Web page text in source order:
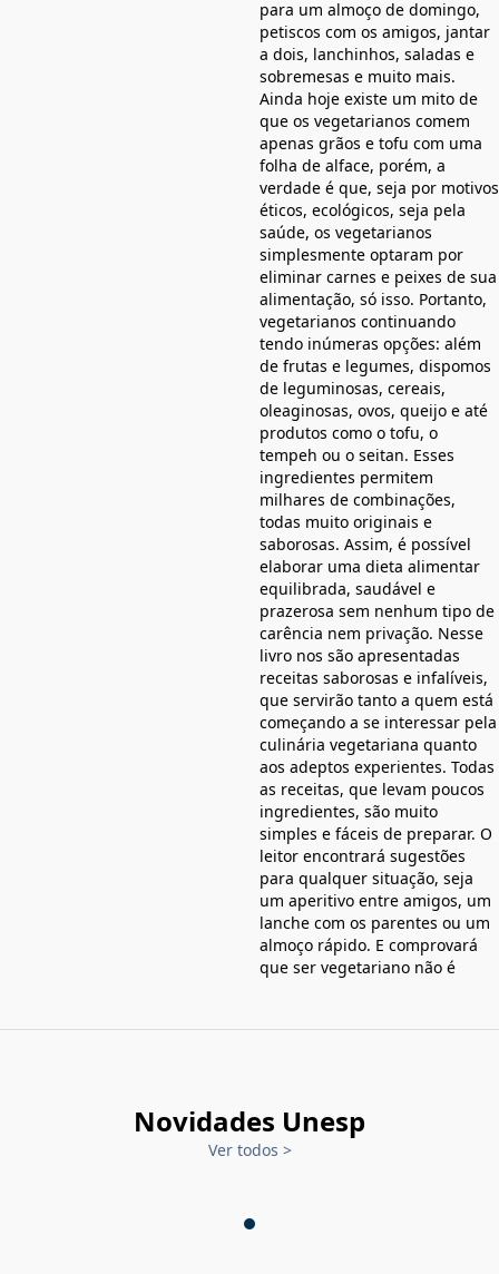
para um almoço de domingo,
petiscos com os amigos, jantar
a dois, lanchinhos, saladas e
sobremesas e muito mais.
Ainda hoje existe um mito de
que os vegetarianos comem
apenas grãos e tofu com uma
folha de alface, porém, a
verdade é que, seja por motivos
éticos, ecológicos, seja pela
saúde, os vegetarianos
simplesmente optaram por
eliminar carnes e peixes de sua
alimentação, só isso. Portanto,
vegetarianos continuando
tendo inúmeras opções: além
de frutas e legumes, dispomos
de leguminosas, cereais,
oleaginosas, ovos, queijo e até
produtos como o tofu, o
tempeh ou o seitan. Esses
ingredientes permitem
milhares de combinações,
todas muito originais e
saborosas. Assim, é possível
elaborar uma dieta alimentar
equilibrada, saudável e
prazerosa sem nenhum tipo de
carência nem privação. Nesse
livro nos são apresentadas
receitas saborosas e infalíveis,
que servirão tanto a quem está
começando a se interessar pela
culinária vegetariana quanto
aos adeptos experientes. Todas
as receitas, que levam poucos
ingredientes, são muito
simples e fáceis de preparar. O
leitor encontrará sugestões
para qualquer situação, seja
um aperitivo entre amigos, um
lanche com os parentes ou um
almoço rápido. E comprovará
que ser vegetariano não é
Novidades Unesp
Ver todos >